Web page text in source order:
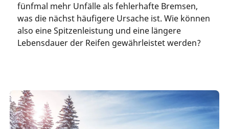
fünfmal mehr Unfälle als fehlerhafte Bremsen,
was die nächst häufigere Ursache ist. Wie können
also eine Spitzenleistung und eine längere
Lebensdauer der Reifen gewährleistet werden?